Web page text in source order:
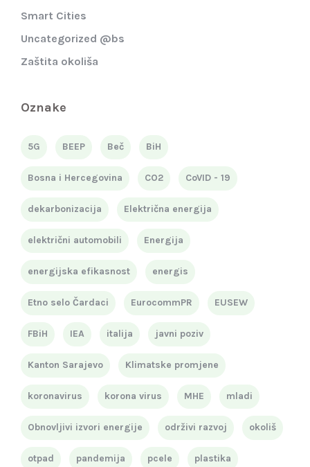
Smart Cities
Uncategorized @bs
Zaštita okoliša
Oznake
5G BEEP Beč BiH
Bosna i Hercegovina CO2 CoVID - 19
dekarbonizacija Električna energija
električni automobili Energija
energijska efikasnost energis
Etno selo Čardaci EurocommPR EUSEW
FBiH IEA italija javni poziv
Kanton Sarajevo Klimatske promjene
koronavirus korona virus MHE mladi
Obnovljivi izvori energije održivi razvoj okoliš
otpad pandemija pcele plastika